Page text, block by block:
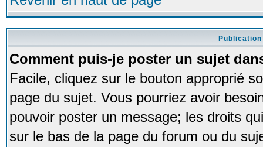
Publication
Comment puis-je poster un sujet
Facile, cliquez sur le bouton approprié
page du sujet. Vous pourriez avoir
pouvoir poster un message; les droits
sur le bas de la page du forum ou du